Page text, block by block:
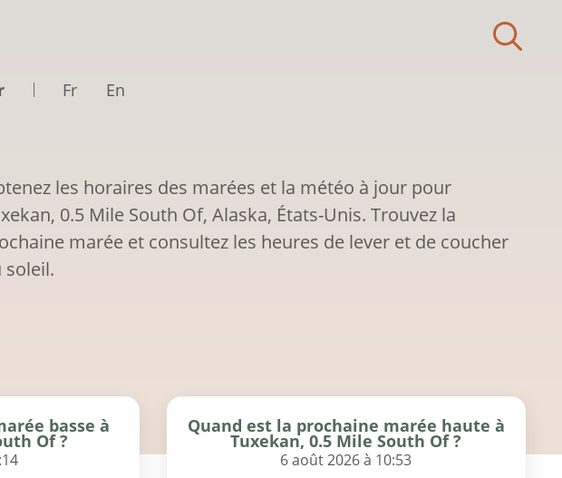
Fr En
les horaires des marées et la météo à jour pour
0.5 Mile South Of, Alaska, États-Unis. Trouvez la
marée et consultez les heures de lever et de coucher
soleil.
basse à
Of ?
Quand est la prochaine marée haute à
Tuxekan, 0.5 Mile South Of ?
6 août 2026 à 10:53